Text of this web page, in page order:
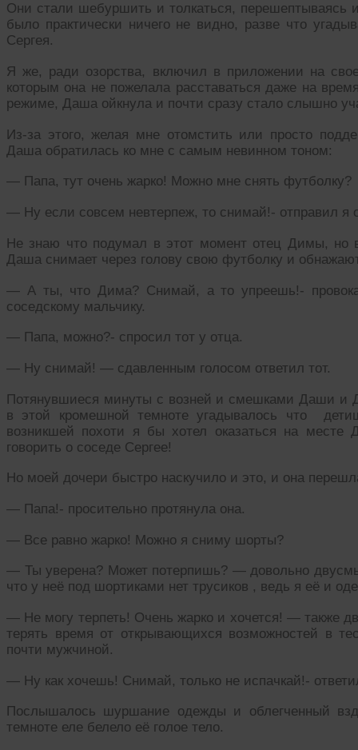
Они стали шебуршить и толкаться, перешептываясь
было практически ничего не видно, разве что
Сергея.
Я же, ради озорства, включил в приложении на
которым она не пожелала расставаться даже на
режиме, Даша ойкнула и почти сразу стало слышно
Из-за этого, желая мне отомстить или просто
Даша обратилась ко мне с самым невинном тоном:
— Папа, тут очень жарко! Можно мне снять футболку?
— Ну если совсем невтерпеж, то снимай!- отправил я
Не знаю что подумал в этот момент отец Димы, но
Даша снимает через голову свою футболку и
— А ты, что Дима? Снимай, а то упреешь!-
соседскому мальчику.
— Папа, можно?- спросил тот у отца.
— Ну снимай! — сдавленным голосом ответил тот.
Потянувшиеся минуты с возней и смешками Даши и
в этой кромешной темноте угадывалось что
возникшей похоти я бы хотел оказаться на
говорить о соседе Сергее!
Но моей дочери быстро наскучило и это, и она
— Папа!- просительно протянула она.
— Все равно жарко! Можно я сниму шорты?
— Ты уверена? Может потерпишь? — довольно
что у неё под шортиками нет трусиков , ведь я её и
— Не могу терпеть! Очень жарко и хочется! — также
терять время от открывающихся возможностей в
почти мужчиной.
— Ну как хочешь! Снимай, только не испачкай!-
Послышалось шуршание одежды и облегченный
темноте еле белело её голое тело.